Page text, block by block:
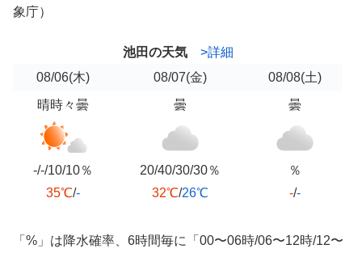
象庁）
池田の天気
>詳細
08/06(木) 08/07(金) 08/08(土)
晴時々曇
-/-/10/10％
35℃/-
曇
20/40/30/30％
32℃/26℃
曇
％
-/-
「%」は降水確率、6時間毎に「00〜06時/06〜12時/12〜